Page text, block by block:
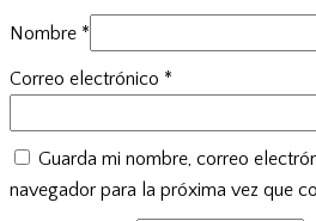
Nombre *
Correo electrónico *
Guarda mi nombre, correo
navegador para la próxima vez que